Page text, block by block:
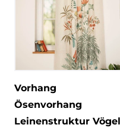
Vorhang
Ösenvorhang
Leinenstruktur Vögel